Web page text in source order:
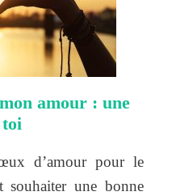
amour : une
toi
d’amour pour le
une bonne